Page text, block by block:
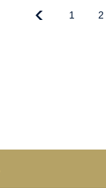
1 2